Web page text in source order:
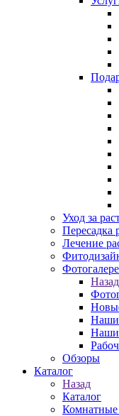
Уход за
Пересадка
Лечение
Назад
Наши
Наши
Обзоры
Каталог
Назад
Каталог
Комнатные